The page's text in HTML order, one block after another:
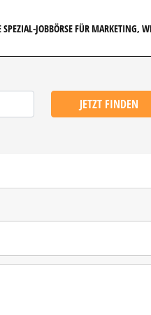
SPEZIAL-JOBBÖRSE FÜR MARKETING,
JETZT FINDEN